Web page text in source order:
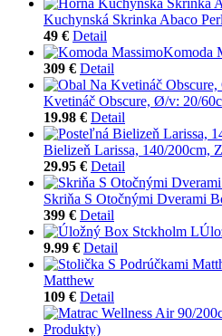
Kuchynská Skrinka Abaco
49 € Detail
Komoda
309 € Detail
Kvetináč Obscure, Ø/v: 20/
19.98 € Detail
Bielizeň Larissa, 140/200cm,
29.95 € Detail
Skriňa S Otočnými Dverami
399 € Detail
9.99 € Detail
Matthew
109 € Detail